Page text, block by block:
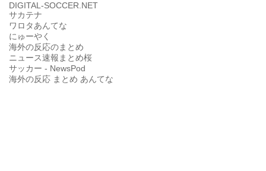
DIGITAL-SOCCER.NET
サカテナ
ワロタあんてな
にゅーやく
海外の反応のまとめ
ニュース速報まとめ桜
サッカー - NewsPod
海外の反応 まとめ あんてな